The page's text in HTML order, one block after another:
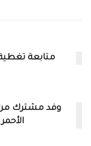
متابعة
وفد مشترك من